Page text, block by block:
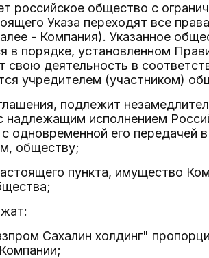
российское общество с
Указа переходят все
- Компания). Указанное
в порядке, установленном
деятельность в
учредителем (участником)
подлежит
надлежащим исполнением
одновременной его передачей
обществу;
пункта, имущество
Сахалин холдинг"